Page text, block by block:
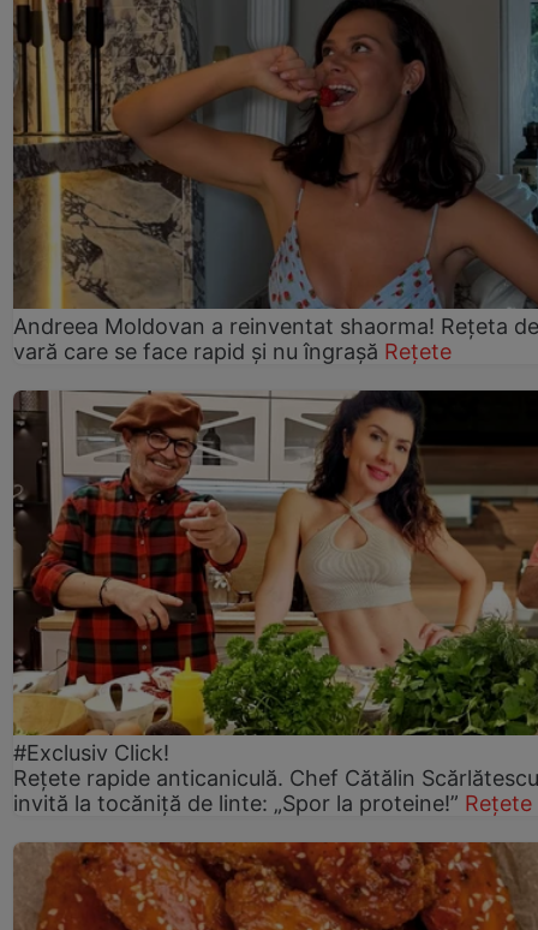
Andreea Moldovan a reinventat shaorma! Rețeta de
vară care se face rapid și nu îngrașă Rețete
#Exclusiv Click!
Rețete rapide anticaniculă. Chef Cătălin
invită la tocăniță de linte: „Spor la proteine!” Rețete